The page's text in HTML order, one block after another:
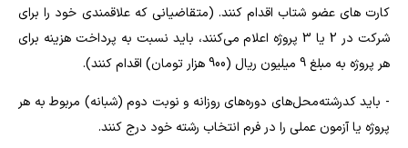
کارت های عضو شتاب اقدام کنند. (متقاضیانی که علاقمندی خود را برای
شرکت در 2 یا 3 پروژه اعلام می‌کنند، باید نسبت به پرداخت هزینه برای
هر پروژه به مبلغ 9 میلیون ریال (900 هزار تومان) اقدام کنند).
- باید کدرشته‌محل‌های دوره‌های روزانه و نوبت دوم (شبانه) مربوط به هر
پروژه یا آزمون عملی را در فرم انتخاب رشته خود درج کنند.